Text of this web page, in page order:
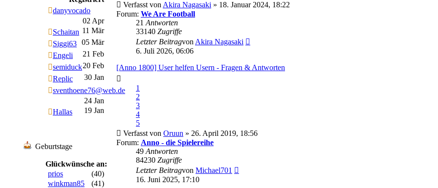
Verfasst von Akira Nagasaki » 18. Januar 2024, 18:22
Forum: We Are Football
21 Antworten
33140 Zugriffe
Letzter Beitragvon Akira Nagasaki
6. Juli 2026, 06:06
[Anno 1800] User helfen Usern - Fragen & Antworten
1
2
3
4
5
Verfasst von Oruun » 26. April 2019, 18:56
Forum: Anno - die Spielereihe
49 Antworten
84230 Zugriffe
Letzter Beitragvon Michael701
16. Juni 2025, 17:10
danyvocado
02 Apr
Schaitan 11 Mär
Siggi63 05 Mär
Engeli
21 Feb
semiduck20 Feb
Replic
30 Jan
sventhoene76@web.de
24 Jan
Hallas
19 Jan
Geburtstage
Glückwünsche an:
prios
(40)
winkman85
(41)